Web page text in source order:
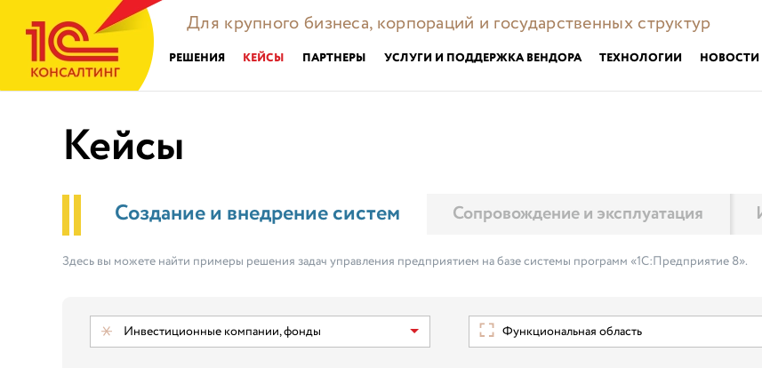
Для крупного бизнеса, корпораций и государственных структур
РЕШЕНИЯ КЕЙСЫ ПАРТНЕРЫ УСЛУГИ И ПОДДЕРЖКА ВЕНДОРА ТЕХНОЛОГИИ НОВОСТИ
Кейсы
Создание и внедрение систем Сопровождение и эксплуатация
Здесь вы можете найти примеры решения задач управления предприятием на базе системы программ «1С:Предприятие 8».
Инвестиционные компании, фонды Функциональная область